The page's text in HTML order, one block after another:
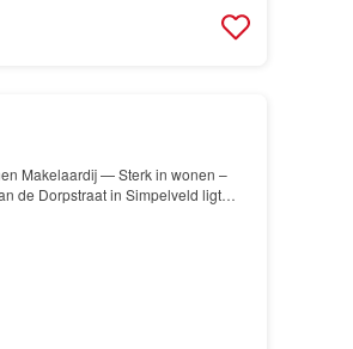
Makelaardij — Sterk in wonen –
de Dorpstraat in Simpelveld ligt